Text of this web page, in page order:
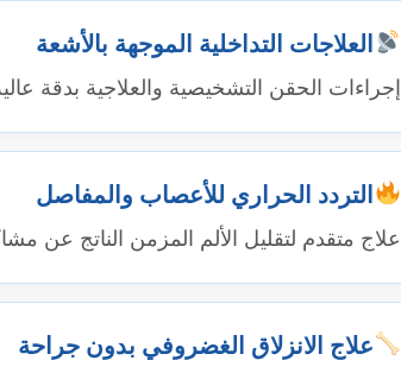
العلاجات التداخلية الموجهة بالأشعة
إجراءات الحقن التشخيصية والعلاجية بدقة
التردد الحراري للأعصاب والمفاصل
علاج متقدم لتقليل الألم المزمن الناتج عن
علاج الانزلاق الغضروفي بدون جراحة